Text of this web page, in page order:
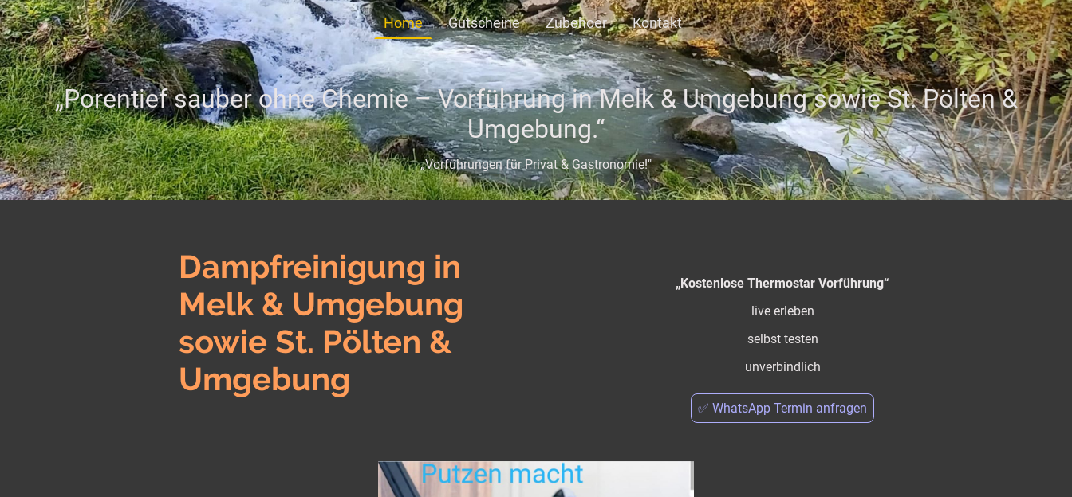
Home Gutscheine Zubehoer Kontakt
„Porentief sauber ohne Chemie – Vorführung in Melk & Umgebung sowie St. Pölten &
Umgebung.“
„Vorführungen für Privat & Gastronomie!"
Dampfreinigung in
Melk & Umgebung
sowie St. Pölten &
Umgebung
„Kostenlose Thermostar Vorführung“
live erleben
selbst testen
unverbindlich
✅ WhatsApp Termin anfragen